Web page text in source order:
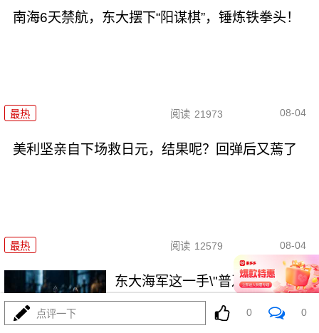
南海6天禁航，东大摆下“阳谋棋”，锤炼铁拳头！
最热 阅读 21973 08-04
美利坚亲自下场救日元，结果呢？回弹后又蔫了
最热 阅读 12579 08-04
东大海军这一手\"普及牌\"，让美
西方彻底破防！
点评一下 0 0